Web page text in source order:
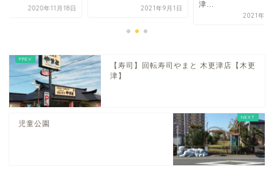
2021年9月1日
【寿司】回転寿司やまと 木更津店【木更
津】
児童公園